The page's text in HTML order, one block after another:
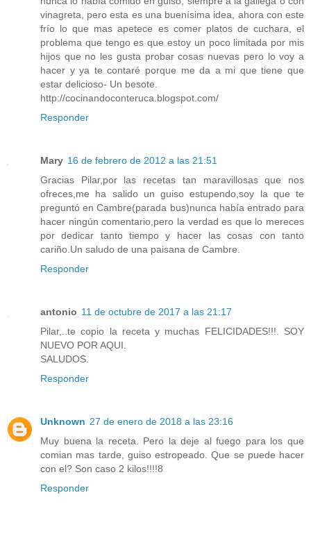
vinagreta, pero esta es una buenísima idea, ahora con este
frío lo que mas apetece es comer platos de cuchara, el
problema que tengo es que estoy un poco limitada por mis
hijos que no les gusta probar cosas nuevas pero lo voy a
hacer y ya te contaré porque me da a mi que tiene que
estar delicioso- Un besote.
http://cocinandoconteruca.blogspot.com/
Responder
Mary 16 de febrero de 2012 a las 21:51
Gracias Pilar,por las recetas tan maravillosas que nos
ofreces,me ha salido un guiso estupendo,soy la que te
preguntó en Cambre(parada bus)nunca había entrado para
hacer ningún comentario,pero la verdad es que lo mereces
por dedicar tanto tiempo y hacer las cosas con tanto
cariño.Un saludo de una paisana de Cambre.
Responder
antonio 11 de octubre de 2017 a las 21:17
Pilar,..te copio la receta y muchas FELICIDADES!!!. SOY
NUEVO POR AQUI.
SALUDOS.
Responder
Unknown 27 de enero de 2018 a las 23:16
Muy buena la receta. Pero la deje al fuego para los que
comian mas tarde, guiso estropeado. Que se puede hacer
con el? Son caso 2 kilos!!!!8
Responder